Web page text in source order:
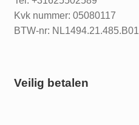
Kvk nummer: 05080117
BTW-nr: NL1494.21.485.B01
Veilig betalen